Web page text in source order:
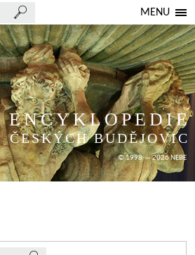
MENU
ENCYKLOPEDIE
ČESKÝCH BUDĚJOVIC
© 1998 — 2026 NEBE